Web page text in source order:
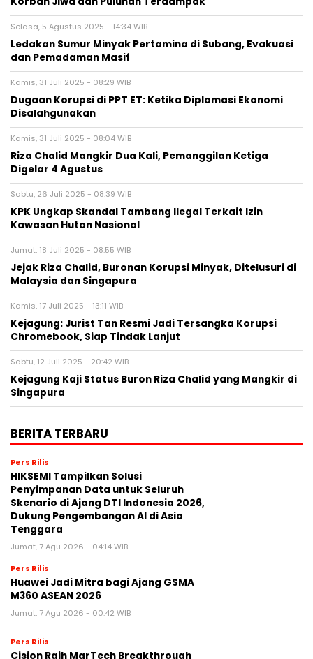
Selasa, 5 Agustus 2025 - 14:34 WIB
Ledakan Sumur Minyak Pertamina di Subang, Evakuasi
dan Pemadaman Masif
Kamis, 31 Juli 2025 - 08:29 WIB
Dugaan Korupsi di PPT ET: Ketika Diplomasi Ekonomi
Disalahgunakan
Kamis, 31 Juli 2025 - 08:04 WIB
Riza Chalid Mangkir Dua Kali, Pemanggilan Ketiga
Digelar 4 Agustus
Sabtu, 26 Juli 2025 - 08:39 WIB
KPK Ungkap Skandal Tambang Ilegal Terkait Izin
Kawasan Hutan Nasional
Jumat, 18 Juli 2025 - 08:55 WIB
Jejak Riza Chalid, Buronan Korupsi Minyak, Ditelusuri di
Malaysia dan Singapura
Kamis, 17 Juli 2025 - 13:11 WIB
Kejagung: Jurist Tan Resmi Jadi Tersangka Korupsi
Chromebook, Siap Tindak Lanjut
Sabtu, 12 Juli 2025 - 20:42 WIB
Kejagung Kaji Status Buron Riza Chalid yang Mangkir di
Singapura
BERITA TERBARU
Pers Rilis
HIKSEMI Tampilkan Solusi
Penyimpanan Data untuk Seluruh
Skenario di Ajang DTI Indonesia 2026,
Dukung Pengembangan AI di Asia
Tenggara
Jumat, 7 Agu 2026 - 04:14 WIB
Pers Rilis
Huawei Jadi Mitra bagi Ajang GSMA
M360 ASEAN 2026
Jumat, 7 Agu 2026 - 00:42 WIB
Pers Rilis
Cision Raih MarTech Breakthrough